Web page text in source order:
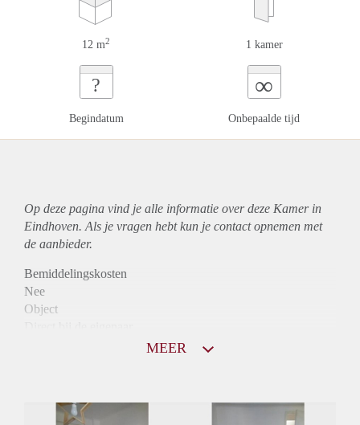
12 m2 1 kamer
?
Begindatum
∞
Onbepaalde tijd
Op deze pagina vind je alle informatie over deze Kamer in
Eindhoven. Als je vragen hebt kun je contact opnemen met
de aanbieder.
Bemiddelingskosten
Nee
Object
Huurtoeslag
MEER